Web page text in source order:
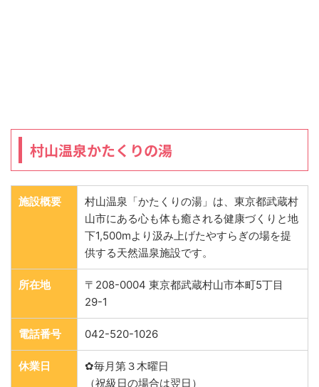
村山温泉かたくりの湯
施設概要
村山温泉「かたくりの湯」は、東京都武蔵村
山市にある心も体も癒される健康づくりと地
下1,500mより汲み上げたやすらぎの場を提
供する天然温泉施設です。
所在地
〒208-0004 東京都武蔵村山市本町5丁目
29-1
電話番号 042-520-1026
休業日
✿毎月第３木曜日
（祝級日の場合は翌日）